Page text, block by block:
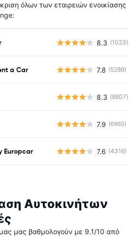
όλων των εταιρειών ενοικίασης
8.3 (10239)
a Car 7.8 (5286)
8.3 (8807)
7.9 (6965)
Europcar 7.6 (4316)
Αυτοκινήτων
μας βαθμολογούν με 9.1/10 από